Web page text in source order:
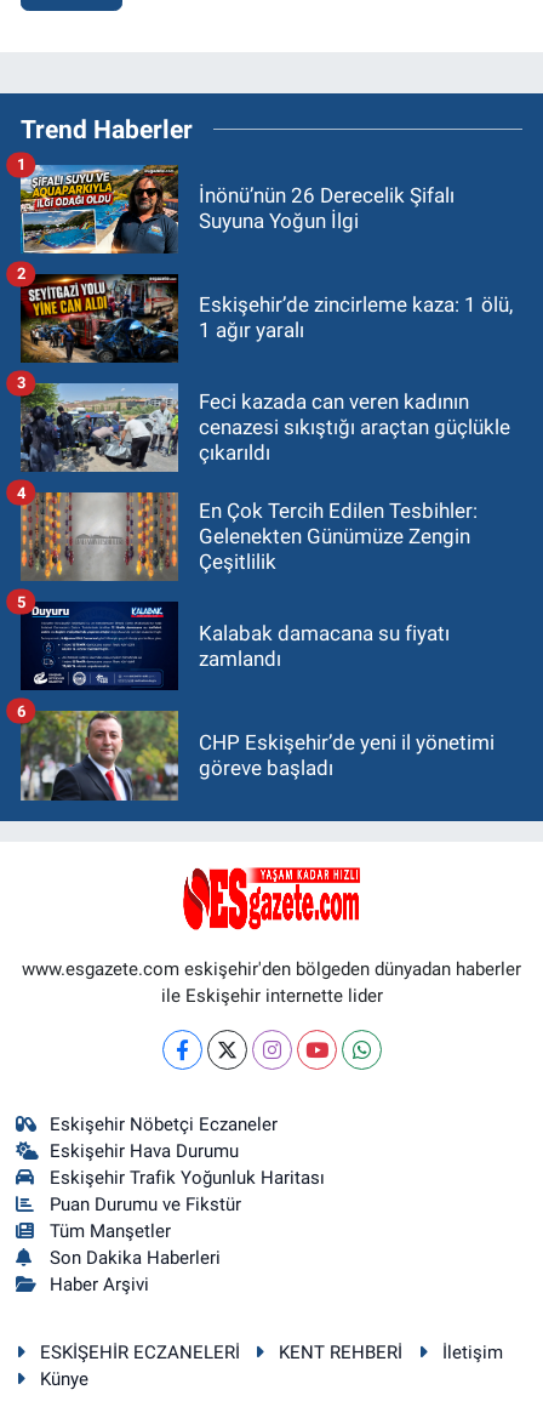
Trend Haberler
İnönü’nün 26 Derecelik Şifalı
Suyuna Yoğun İlgi
1
Eskişehir’de zincirleme kaza: 1 ölü,
1 ağır yaralı
2
Feci kazada can veren kadının
cenazesi sıkıştığı araçtan güçlükle
çıkarıldı
3
En Çok Tercih Edilen Tesbihler:
Gelenekten Günümüze Zengin
Çeşitlilik
4
Kalabak damacana su fiyatı
zamlandı
5
CHP Eskişehir’de yeni il yönetimi
göreve başladı
6
www.esgazete.com eskişehir'den bölgeden dünyadan haberler
ile Eskişehir internette lider
Eskişehir Nöbetçi Eczaneler
Eskişehir Hava Durumu
Eskişehir Trafik Yoğunluk Haritası
Puan Durumu ve Fikstür
Tüm Manşetler
Son Dakika Haberleri
Haber Arşivi
ESKİŞEHİR ECZANELERİ KENT REHBERİ
İletişim
Künye